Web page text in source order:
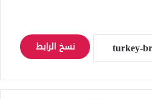
نسخ الرابط